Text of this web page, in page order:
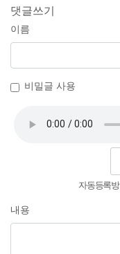
댓글쓰기
이름
비밀글 사용
자동등록
내용